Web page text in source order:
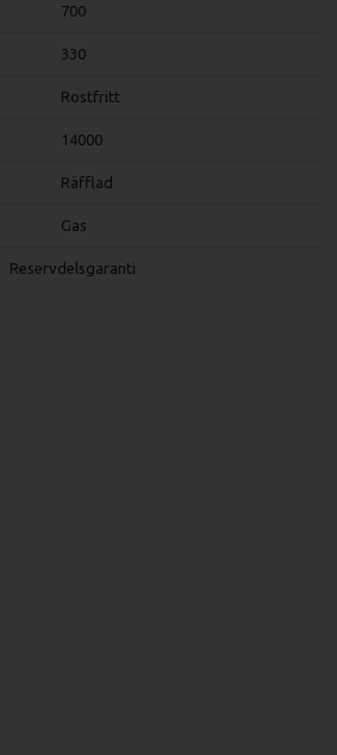
700
330
Rostfritt
14000
Räfflad
Gas
Reservdelsgaranti